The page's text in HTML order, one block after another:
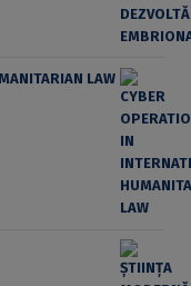
LAW